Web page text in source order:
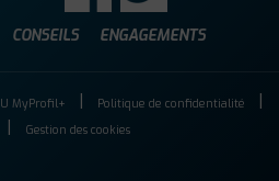
CONSEILS ENGAGEMENTS
MyProfil+
Politique de confidentialité
Gestion des cookies